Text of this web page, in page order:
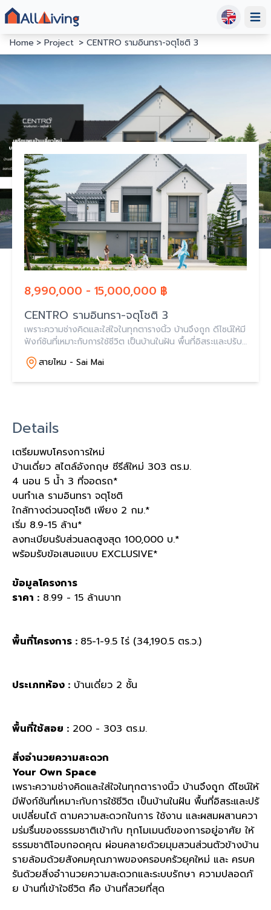
Home
Project CENTRO รามอินทรา-จตุโชติ 3
8,990,000 - 15,000,000 ฿
CENTRO รามอินทรา-จตุโชติ 3
เพราะความช่างคิดและใส่ใจในทุกตารางนิ้ว บ้านจึงถูก ดีไซน์ให้มี
ฟังก์ชันที่เหมาะกับการใช้ชีวิต เป็นบ้านในฝัน พื้นที่อิสระและปรับ
เปลี่ยนได้ ตามความสะดวกในการ ใช้งาน และผสมผสานความ
ร่มรื่นของธรรมชาติ
สายไหม - Sai Mai
Details
เตรียมพบโครงการใหม่
บ้านเดี่ยว สไตล์อังกฤษ ซีรีส์ใหม่ 303 ตร.ม.
4 นอน 5 น้ำ 3 ที่จอดรถ*
บนทำเล รามอินทรา จตุโชติ
ใกล้ทางด่วนจตุโชติ เพียง 2 กม.*
เริ่ม 8.9-15 ล้าน*
ลงทะเบียนรับส่วนลดสูงสุด 100,000 บ.*
พร้อมรับข้อเสนอแบบ EXCLUSIVE*
ข้อมูลโครงการ
ราคา : 8.99 - 15 ล้านบาท
พื้นที่โครงการ : 85-1-9.5 ไร่ (34,190.5 ตร.ว.)
ประเภทห้อง : บ้านเดี่ยว 2 ชั้น
พื้นที่ใช้สอย : 200 - 303 ตร.ม.
สิ่งอำนวยความสะดวก
Your Own Space
เพราะความช่างคิดและใส่ใจในทุกตารางนิ้ว บ้านจึงถูก ดีไซน์ให้
มีฟังก์ชันที่เหมาะกับการใช้ชีวิต เป็นบ้านในฝัน พื้นที่อิสระและปรั
บเปลี่ยนได้ ตามความสะดวกในการ ใช้งาน และผสมผสานควา
มร่มรื่นของธรรมชาติเข้ากับ ทุกโมเมนต์ของการอยู่อาศัย ให้
ธรรมชาติโอบกอดคุณ ผ่อนคลายด้วยมุมสวนส่วนตัวข้างบ้าน
รายล้อมด้วยสังคมคุณภาพของครอบครัวยุคใหม่ และ ครบค
รันด้วยสิ่งอำานวยความสะดวกและระบบรักษา ความปลอดภั
ย บ้านที่เข้าใจชีวิต คือ บ้านที่สวยที่สุด